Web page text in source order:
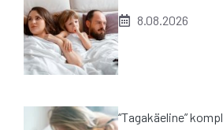
8.08.2026
“Tagakäeline”